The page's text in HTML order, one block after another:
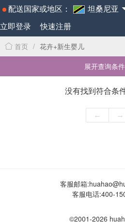
配送国家或地区：
坦桑尼亚
立即登录
快速注册
首页 / 花卉+新生婴儿
展开查询条件
没有找到符合条
← →
客服邮箱:
客服电话:400-
©2001-2026